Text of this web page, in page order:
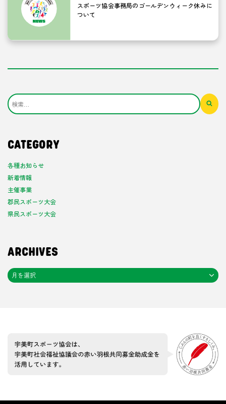
スポーツ協会事務局のゴールデンウィーク休みに
ついて
CATEGORY
各種お知らせ
新着情報
主催事業
郡民スポーツ大会
県民スポーツ大会
ARCHIVES